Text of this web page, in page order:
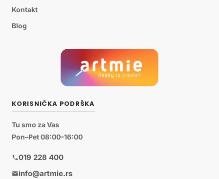
Kontakt
Blog
KORISNIČKA PODRŠKA
Tu smo za Vas
Pon–Pet 08:00–16:00
019 228 400
info@artmie.rs